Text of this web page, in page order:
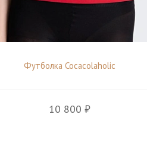
Футболка Cocacolaholic
10 800 ₽